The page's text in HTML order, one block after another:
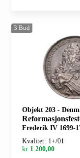
3 Bud
Objekt 203 -
Reformasjonsfesten
Frederik IV 1699-
Kvalitet: 1+/01
kr 1 200,00